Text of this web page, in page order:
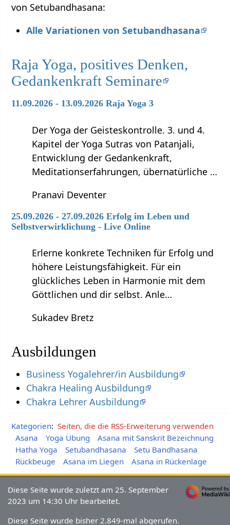
von Setubandhasana:
Alle Variationen von Setubandhasana
Raja Yoga, positives Denken,
Gedankenkraft Seminare
11.09.2026 - 13.09.2026 Raja Yoga 3
Der Yoga der Geisteskontrolle. 3. und 4.
Kapitel der Yoga Sutras von Patanjali,
Entwicklung der Gedankenkraft,
Meditationserfahrungen, übernatürliche …
Pranavi Deventer
25.09.2026 - 27.09.2026 Erfolg im Leben und
Selbstverwirklichung - Live Online
Erlerne konkrete Techniken für Erfolg und
höhere Leistungsfähigkeit. Für ein
glückliches Leben in Harmonie mit dem
Göttlichen und dir selbst. Anle…
Sukadev Bretz
Ausbildungen
Business Yogalehrer/in Ausbildung
Chakra Healing Ausbildung
Chakra Lehrer Ausbildung
Kategorien: Seiten, die die RSS-Erweiterung verwenden
Asana
Yoga Übung
Asana mit Sanskrit Bezeichnung
Hatha Yoga
Setubandhasana
Setu Bandhasana
Rückbeuge
Asana im Liegen Asana in Rückenlage
Diese Seite wurde zuletzt am 25. September
2023 um 14:30 Uhr bearbeitet.
Diese Seite wurde bisher 2.849-mal abgerufen.